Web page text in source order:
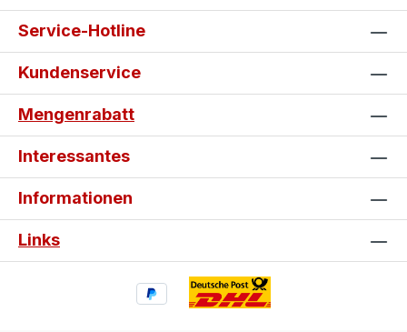
Service-Hotline
Kundenservice
Mengenrabatt
Interessantes
Informationen
Links